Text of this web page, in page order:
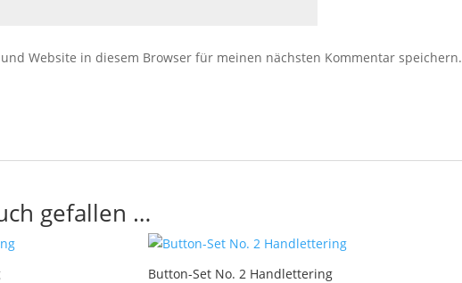
Website in diesem Browser für meinen nächsten Kommentar speichern.
gefallen …
Button-Set No. 2 Handlettering